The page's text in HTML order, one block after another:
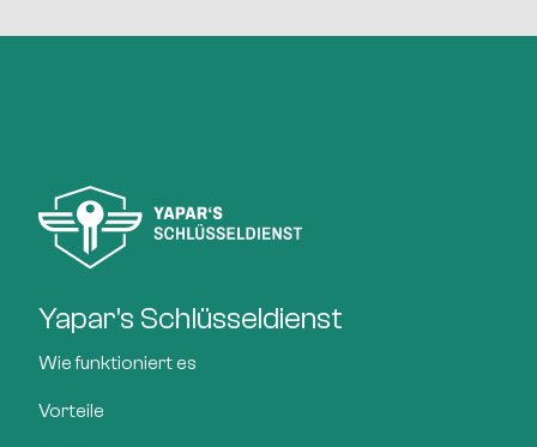
Yapar's Schlüsseldienst
Wie funktioniert es
Vorteile